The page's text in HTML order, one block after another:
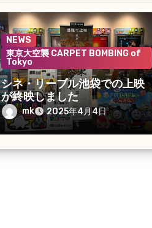
NEWS
東京大空襲 CARPET BOMBING of
Tokyo
シネ・リーブル池袋での上映
が終映しました
mk 2025年4月4日